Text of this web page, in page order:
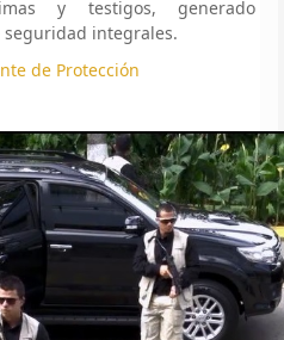
y testigos, generado
integrales.
de Protección